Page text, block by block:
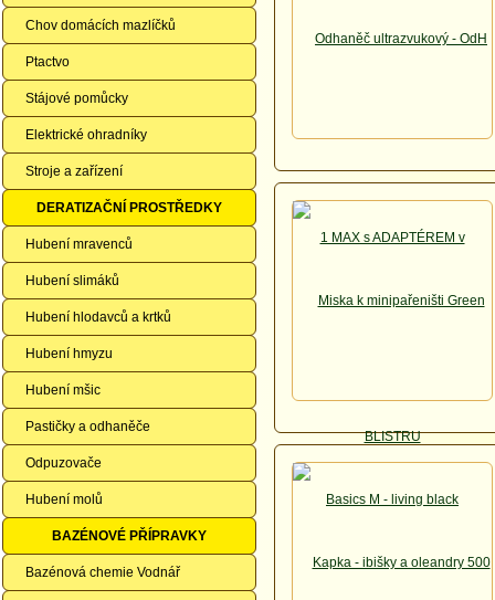
Chov domácích mazlíčků
Ptactvo
Stájové pomůcky
Elektrické ohradníky
Stroje a zařízení
DERATIZAČNÍ PROSTŘEDKY
Hubení mravenců
Hubení slimáků
Hubení hlodavců a krtků
Hubení hmyzu
Hubení mšic
Pastičky a odhaněče
Odpuzovače
Hubení molů
BAZÉNOVÉ PŘÍPRAVKY
Bazénová chemie Vodnář